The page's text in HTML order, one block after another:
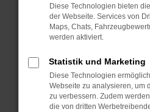
Fenster?
Starte dein Gerät
Das kann manchmal
vorübergehende
Stelle sicher, dass
Betriebssystem auf
sind.
Diese Technologien bieten
der Webseite. Services von
Maps, Chats,
werden aktiviert.
Statistik und Marketing
Diese Technologien
Webseite zu analysieren, um
zu verbessern. Zudem
die von dritten